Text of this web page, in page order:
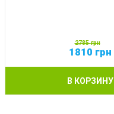
2785грн
1810 грн
В КОРЗИНУ